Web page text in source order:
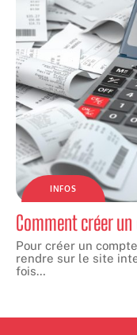
INFOS
Comment créer
Pour créer un
rendre sur le site
fois…